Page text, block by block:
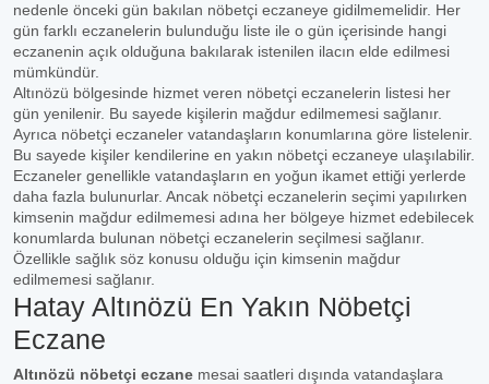
nedenle önceki gün bakılan nöbetçi eczaneye gidilmemelidir. Her
gün farklı eczanelerin bulunduğu liste ile o gün içerisinde hangi
eczanenin açık olduğuna bakılarak istenilen ilacın elde edilmesi
mümkündür.
Altınözü bölgesinde hizmet veren nöbetçi eczanelerin listesi her
gün yenilenir. Bu sayede kişilerin mağdur edilmemesi sağlanır.
Ayrıca nöbetçi eczaneler vatandaşların konumlarına göre listelenir.
Bu sayede kişiler kendilerine en yakın nöbetçi eczaneye ulaşılabilir.
Eczaneler genellikle vatandaşların en yoğun ikamet ettiği yerlerde
daha fazla bulunurlar. Ancak nöbetçi eczanelerin seçimi yapılırken
kimsenin mağdur edilmemesi adına her bölgeye hizmet edebilecek
konumlarda bulunan nöbetçi eczanelerin seçilmesi sağlanır.
Özellikle sağlık söz konusu olduğu için kimsenin mağdur
edilmemesi sağlanır.
Hatay Altınözü En Yakın Nöbetçi
Eczane
Altınözü nöbetçi eczane mesai saatleri dışında vatandaşlara